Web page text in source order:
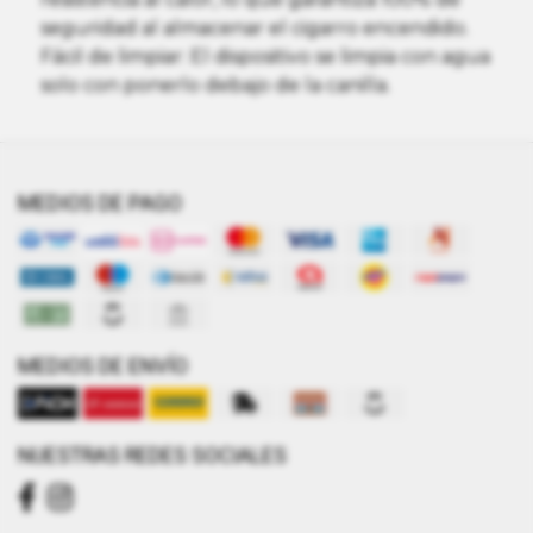
seguridad al almacenar el cigarro encendido.
Fácil de limpiar: El dispositivo se limpia con agua
solo con ponerlo debajo de la canilla.
MEDIOS DE PAGO
MEDIOS DE ENVÍO
NUESTRAS REDES SOCIALES